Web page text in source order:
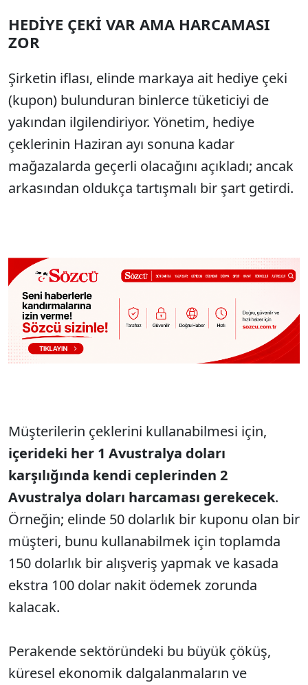
HEDİYE ÇEKİ VAR AMA HARCAMASI
ZOR
Şirketin iflası, elinde markaya ait hediye çeki
(kupon) bulunduran binlerce tüketiciyi de
yakından ilgilendiriyor. Yönetim, hediye
çeklerinin Haziran ayı sonuna kadar
mağazalarda geçerli olacağını açıkladı; ancak
arkasından oldukça tartışmalı bir şart getirdi.
Müşterilerin çeklerini kullanabilmesi için,
içerideki her 1 Avustralya doları
karşılığında kendi ceplerinden 2
Avustralya doları harcaması gerekecek.
Örneğin; elinde 50 dolarlık bir kuponu olan bir
müşteri, bunu kullanabilmek için toplamda
150 dolarlık bir alışveriş yapmak ve kasada
ekstra 100 dolar nakit ödemek zorunda
kalacak.
Perakende sektöründeki bu büyük çöküş,
küresel ekonomik dalgalanmaların ve